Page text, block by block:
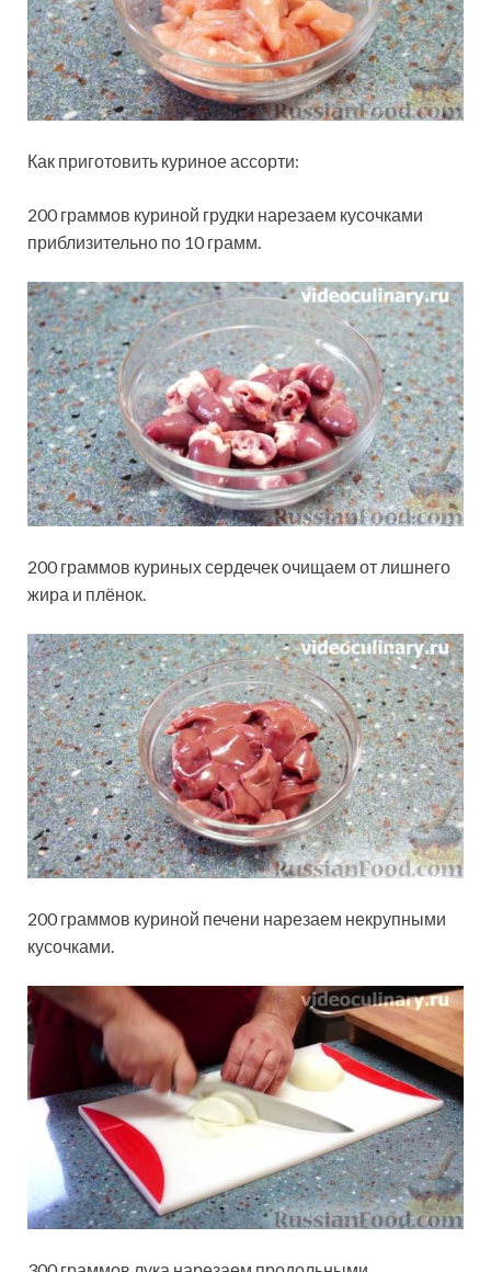
Как приготовить куриное ассорти:
200 граммов куриной грудки нарезаем кусочками
приблизительно по 10 грамм.
200 граммов куриных сердечек очищаем от лишнего
жира и плёнок.
200 граммов куриной печени нарезаем некрупными
кусочками.